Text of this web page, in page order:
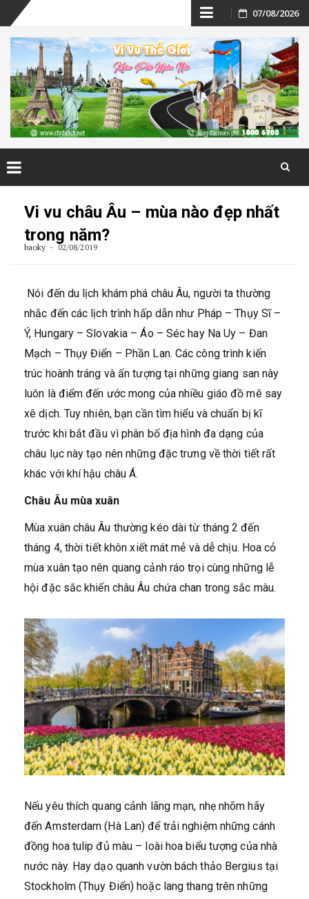
Skip
to
content
07/08/2026
Vi vu châu Âu – mùa nào đẹp nhất
trong năm?
baoky 02/08/2019
Nói đến du lịch khám phá châu Âu, người ta thường
nhắc đến các lịch trình hấp dẫn như Pháp – Thụy Sĩ –
Ý, Hungary – Slovakia – Áo – Séc hay Na Uy – Đan
Mạch – Thụy Điển – Phần Lan. Các công trình kiến
trúc hoành tráng và ấn tượng tại những giang san này
luôn là điểm đến ước mong của nhiều giáo đồ mê say
xê dịch. Tuy nhiên, bạn cần tìm hiểu và chuẩn bị kĩ
trước khi bắt đầu vì phân bố địa hình đa dạng của
châu lục này tạo nên những đặc trưng về thời tiết rất
khác với khí hậu châu Á.
Châu Âu mùa xuân
Mùa xuân châu Âu thường kéo dài từ tháng 2 đến
tháng 4, thời tiết khôn xiết mát mẻ và dễ chịu. Hoa cỏ
mùa xuân tạo nên quang cảnh ráo trọi cùng những lễ
hội đặc sắc khiến châu Âu chứa chan trong sắc màu.
Nếu yêu thích quang cảnh lãng mạn, nhẹ nhõm hãy
đến Amsterdam (Hà Lan) để trải nghiệm những cánh
đồng hoa tulip đủ màu – loài hoa biểu tượng của nhà
nước này. Hay dạo quanh vườn bách thảo Bergius tại
Stockholm (Thụy Điển) hoặc lang thang trên những